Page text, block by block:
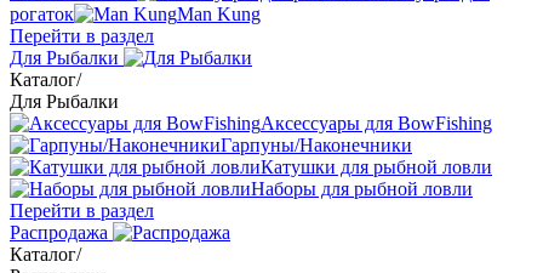
рогаток
Man Kung
Перейти в раздел
Для Рыбалки
Каталог/
Для Рыбалки
Аксессуары для BowFishing
Гарпуны/Наконечники
Катушки для рыбной ловли
Наборы для рыбной ловли
Перейти в раздел
Распродажа
Каталог/